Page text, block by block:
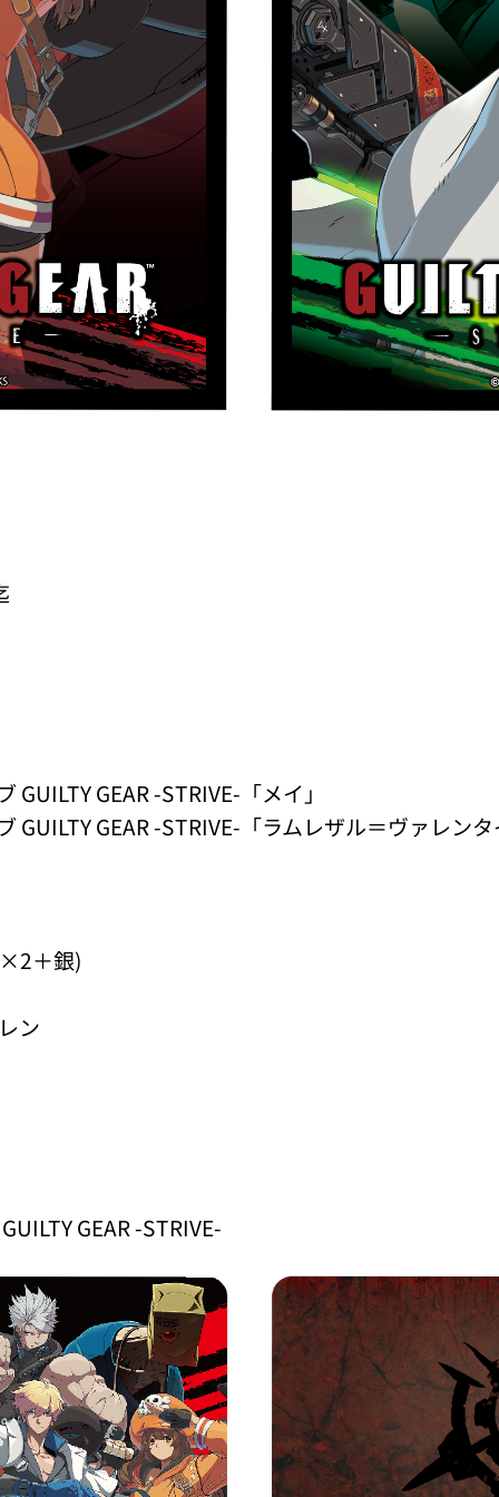
GEAR -STRIVE-「メイ」
GUILTY GEAR -STRIVE-「ラムレザル＝ヴァレン
＋銀)
ン
GEAR -STRIVE-